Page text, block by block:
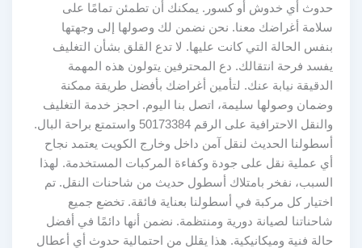
حدوث أي خدوش أو كسور. يمكنك أن تطمئن تمامًا على
سلامة أغراضك معنا. نحن نضمن لك وصولها إلى وجهتها
بنفس الحالة التي كانت عليها. لا تدع القلق بشأن التغليف
يفسد فرحة انتقالك. دع المحترفين يتولون هذه المهمة
الدقيقة نيابة عنك. لتأمين أغراضك بأفضل طريقة ممكنة
وضمان وصولها سليمة، اتصل بنا اليوم. احجز خدمة التغليف
والنقل الاحترافية على الرقم 50173384 واستمتع براحة البال.
أسطولنا الحديث لنقل آمن داخل وخارج الكويت يعتمد نجاح
أي عملية نقل على جودة وكفاءة المركبات المستخدمة. لهذا
السبب، نفخر بامتلاك أسطول حديث من شاحنات النقل. تم
اختيار كل مركبة في أسطولنا بعناية فائقة. تخضع جميع
شاحناتنا لصيانة دورية ومنتظمة. نضمن أنها دائمًا في أفضل
حالة فنية وميكانيكية. هذا يقلل من احتمالية حدوث أي أعطال